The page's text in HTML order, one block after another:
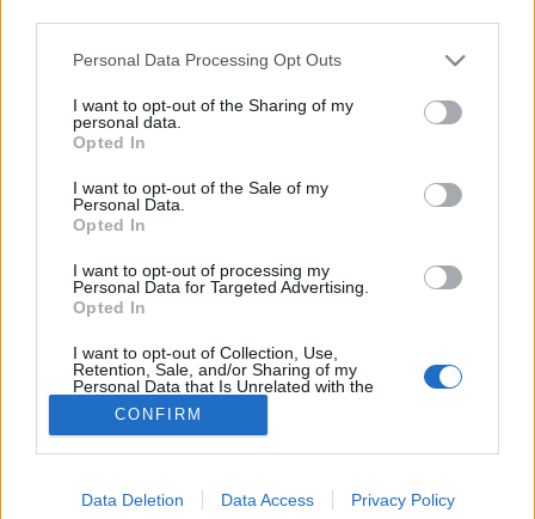
Please note that this website/app uses one or more Google
not limited to your visit or usage behaviour. You may click to
grant or deny consent to Google and its third-party tags to
use your data for below specified purposes in below Google
consent section.
Personal Data Processing Opt Outs
I want to opt-out of the Sharing of my
personal data.
Opted In
I want to opt-out of the Sale of my
Personal Data.
Opted In
I want to opt-out of processing my
Personal Data for Targeted Advertising.
Opted In
I want to opt-out of Collection, Use,
Retention, Sale, and/or Sharing of my
Personal Data that Is Unrelated with the
Purposes for which it was collected.
Opted Out
CONFIRM
Data Deletion Data Access Privacy Policy
Vérvizsgálat